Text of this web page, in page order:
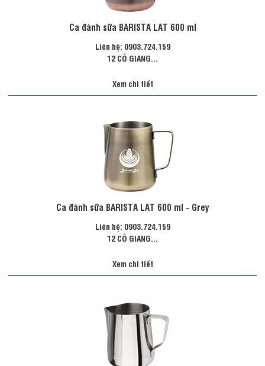
Ca đánh sữa BARISTA LAT 600 ml
Liên hệ: 0903.724.159
12 CÔ GIANG...
Xem chi tiết
Ca đánh sữa BARISTA LAT 600 ml - Grey
Liên hệ: 0903.724.159
12 CÔ GIANG...
Xem chi tiết